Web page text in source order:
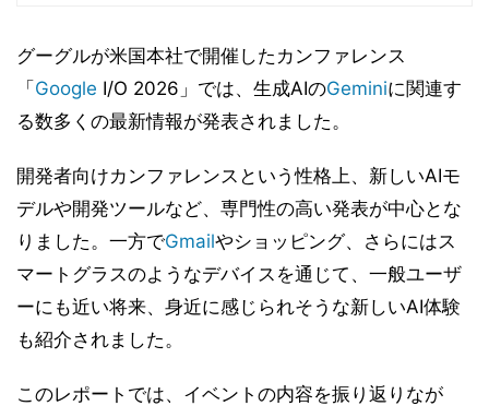
グーグルが米国本社で開催したカンファレンス
「 Google I/O 2026」では、生成AIのGeminiに関連す
る数多くの最新情報が発表されました。
開発者向けカンファレンスという性格上、新しいAIモ
デルや開発ツールなど、専門性の高い発表が中心とな
りました。一方でGmailやショッピング、さらにはス
マートグラスのようなデバイスを通じて、一般ユーザ
ーにも近い将来、身近に感じられそうな新しいAI体験
も紹介されました。
このレポートでは、イベントの内容を振り返りなが